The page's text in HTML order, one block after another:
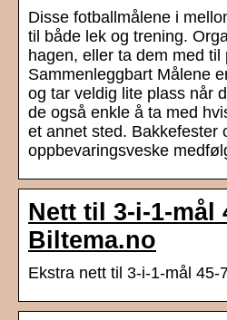
Disse fotballmålene i
til både lek og trening.
hagen, eller ta dem med til
Sammenleggbart Målene
og tar veldig lite plass når
de også enkle å ta med
et annet sted. Bakkefester
oppbevaringsveske
Nett til 3-i-1-mål
Biltema.no
Ekstra nett til 3-i-1-mål 45-